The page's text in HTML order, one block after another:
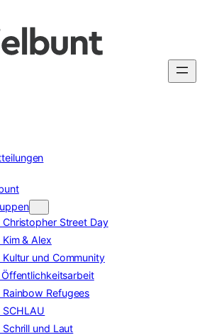
Christopher Street Day
Kim & Alex
Kultur und Community
Öffentlichkeitsarbeit
Rainbow Refugees
SCHLAU
Schrill und Laut